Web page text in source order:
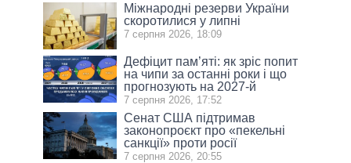
Міжнародні резерви України
скоротилися у липні
7 серпня 2026, 18:09
Дефіцит пам’яті: як зріс попит
на чипи за останні роки і що
прогнозують на 2027-й
7 серпня 2026, 17:52
Сенат США підтримав
законопроєкт про «пекельні
санкції» проти росії
7 серпня 2026, 20:55